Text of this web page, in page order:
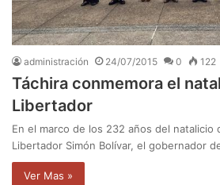
administración 24/07/2015 0 122
Táchira conmemora el
Libertador
En el marco de los 232 años del natalicio
Libertador Simón Bolívar, el gobernador
Ver Mas »